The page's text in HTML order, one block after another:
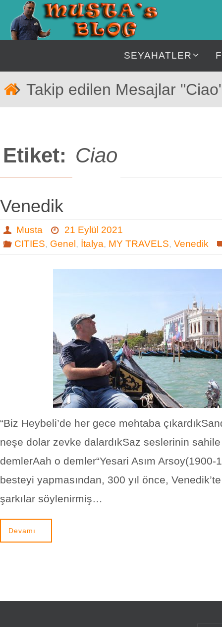
İçeriğe
geç
SEYAHATLER
Takip edilen Mesajlar
Etiket: Ciao
Venedik
Musta
21 Eylül 2021
CITIES, Genel , İtalya, MY TRAVELS, Venedik
“Biz Heybeli’de her gece mehtaba
neşe dolar zevke dalardıkSaz seslerinin
demlerAah o demler“Yesari Asım Arsoy(1900-
besteyi yapmasından, 300 yıl önce,
şarkılar söylenirmiş…
Devamı